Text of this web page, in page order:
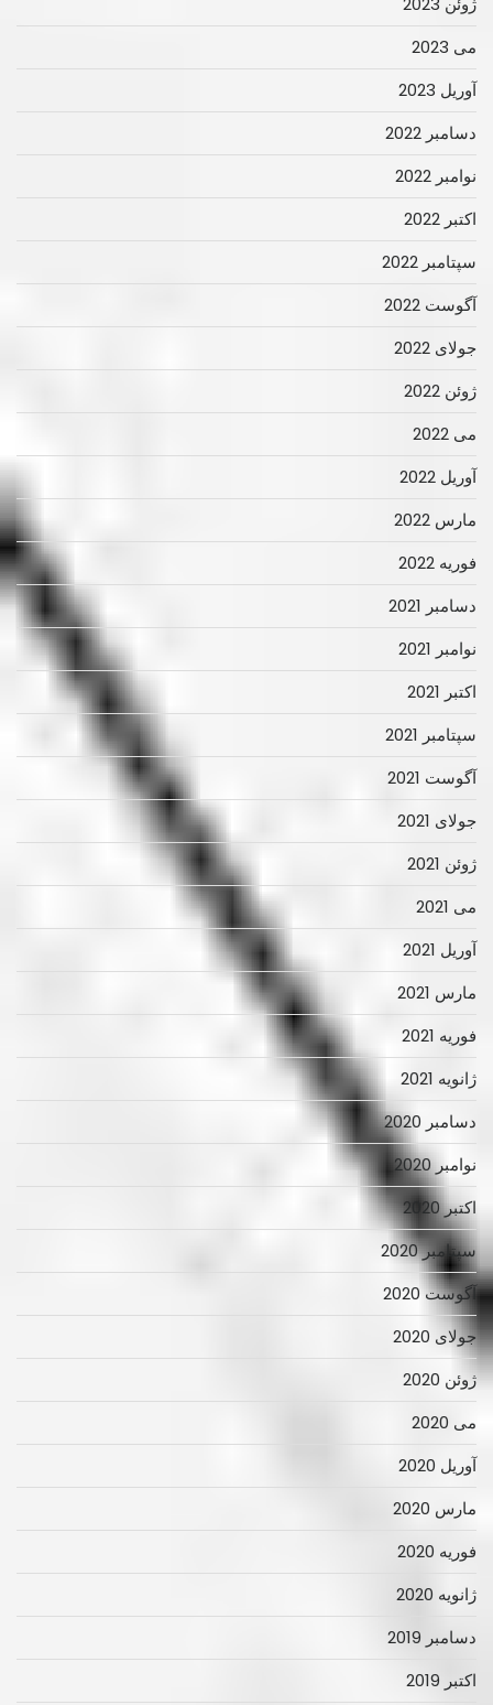
می 2023
آوریل 2023
دسامبر 2022
نوامبر 2022
اکتبر 2022
سپتامبر 2022
آگوست 2022
جولای 2022
ژوئن 2022
می 2022
آوریل 2022
مارس 2022
فوریه 2022
دسامبر 2021
نوامبر 2021
اکتبر 2021
سپتامبر 2021
آگوست 2021
جولای 2021
ژوئن 2021
می 2021
آوریل 2021
مارس 2021
فوریه 2021
ژانویه 2021
دسامبر 2020
نوامبر 2020
اکتبر 2020
سپتامبر 2020
آگوست 2020
جولای 2020
ژوئن 2020
می 2020
آوریل 2020
مارس 2020
فوریه 2020
ژانویه 2020
دسامبر 2019
اکتبر 2019